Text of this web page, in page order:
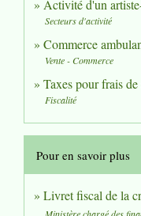
Activité d'un
Secteurs d'activité
Commerce
Vente - Commerce
Taxes pour frais
Fiscalité
Pour en savoir plus
Livret fiscal de la
Ministère chargé des